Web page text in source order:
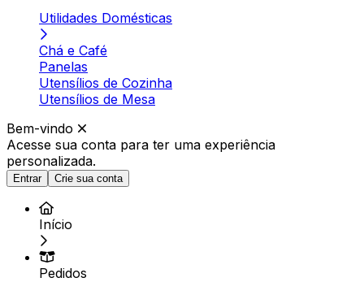
Utilidades Domésticas
Chá e Café
Panelas
Utensílios de Cozinha
Utensílios de Mesa
Bem-vindo
Acesse sua conta para ter uma experiência
personalizada.
Entrar Crie sua conta
Início
Pedidos